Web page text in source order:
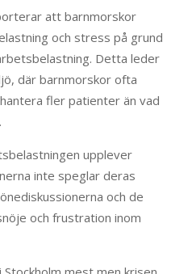
att barnmorskor
och stress på grund
Detta leder
där barnmorskor ofta
fler patienter än vad
upplever
inte speglar deras
och de
och frustration inom